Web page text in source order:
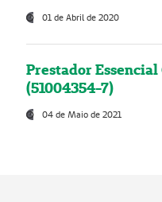
01 de Abril de 2020
Prestador
(51004354-7)
04 de Maio de 2021